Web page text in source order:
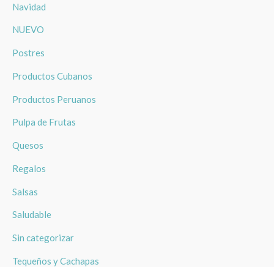
Navidad
NUEVO
Postres
Productos Cubanos
Productos Peruanos
Pulpa de Frutas
Quesos
Regalos
Salsas
Saludable
Sin categorizar
Tequeños y Cachapas